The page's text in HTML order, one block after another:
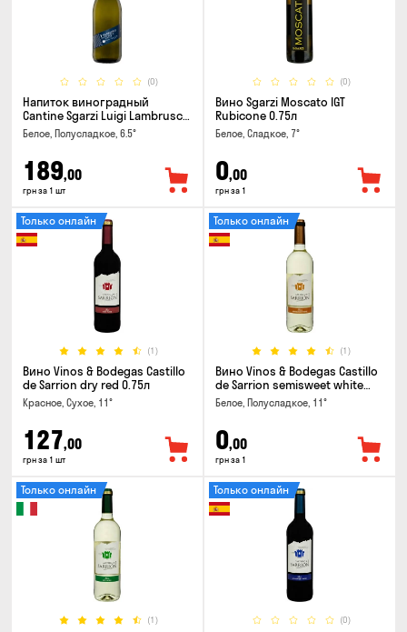
(0)
Напиток виноградный
Cantine Sgarzi Luigi Lambrusco
IGT Emilia Bianca Frizziante
0.75л
Белое, Полусладкое, 6.5°
189,00
грн за 1 шт
(0)
Вино Sgarzi Moscato IGT
Rubicone 0.75л
Белое, Сладкое, 7°
0,00
грн за 1
(1)
Только онлайн
Вино Vinos & Bodegas Castillo
de Sarrion dry red 0.75л
Красное, Сухое, 11°
127,00
грн за 1 шт
(1)
Только онлайн
Вино Vinos & Bodegas Castillo
de Sarrion semisweet white
0.75л
Белое, Полусладкое, 11°
0,00
грн за 1
(1)
Только онлайн
(0)
Только онлайн